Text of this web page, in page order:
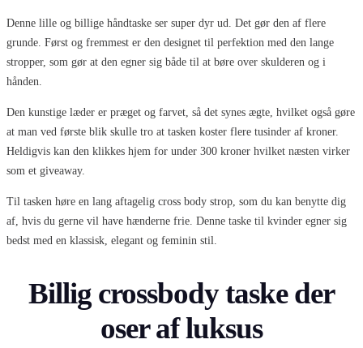
Denne lille og billige håndtaske ser super dyr ud. Det gør den af flere
grunde. Først og fremmest er den designet til perfektion med den lange
stropper, som gør at den egner sig både til at børe over skulderen og i
hånden.
Den kunstige læder er præget og farvet, så det synes ægte, hvilket også gøre
at man ved første blik skulle tro at tasken koster flere tusinder af kroner.
Heldigvis kan den klikkes hjem for under 300 kroner hvilket næsten virker
som et giveaway.
Til tasken høre en lang aftagelig cross body strop, som du kan benytte dig
af, hvis du gerne vil have hænderne frie. Denne taske til kvinder egner sig
bedst med en klassisk, elegant og feminin stil.
Billig crossbody taske der
oser af luksus